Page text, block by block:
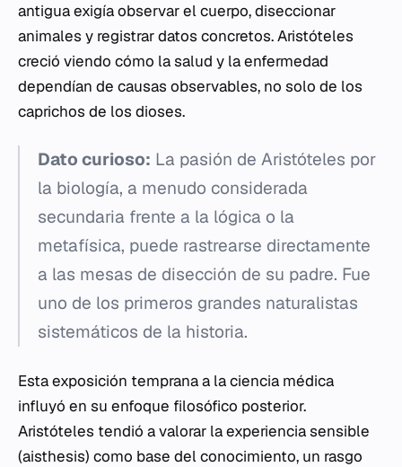
antigua exigía observar el cuerpo, diseccionar
animales y registrar datos concretos. Aristóteles
creció viendo cómo la salud y la enfermedad
dependían de causas observables, no solo de los
caprichos de los dioses.
Dato curioso: La pasión de Aristóteles por
la biología, a menudo considerada
secundaria frente a la lógica o la
metafísica, puede rastrearse directamente
a las mesas de disección de su padre. Fue
uno de los primeros grandes naturalistas
sistemáticos de la historia.
Esta exposición temprana a la ciencia médica
influyó en su enfoque filosófico posterior.
Aristóteles tendió a valorar la experiencia sensible
(aisthesis) como base del conocimiento, un rasgo